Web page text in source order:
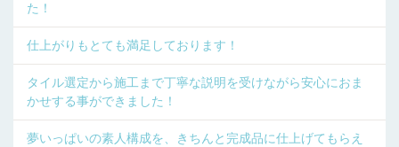
た！
仕上がりもとても満足しております！
タイル選定から施工まで丁寧な説明を受けながら安心におま
かせする事ができました！
夢いっぱいの素人構成を、きちんと完成品に仕上げてもらえ